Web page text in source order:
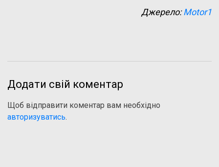
Джерело:Motor1
Додати свій коментар
Щоб відправити коментар вам необхідно
авторизуватись.